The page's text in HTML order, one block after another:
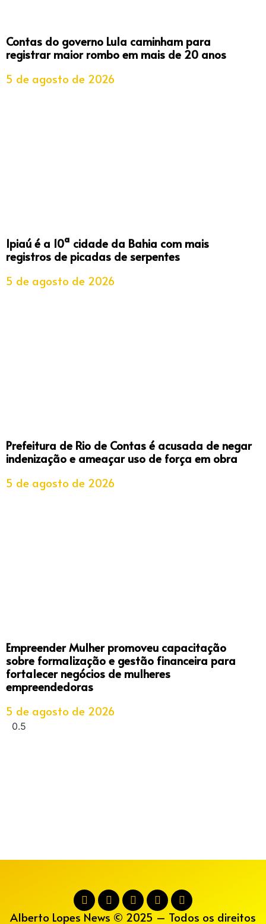
Contas do governo Lula caminham para
registrar maior rombo em mais de 20 anos
5 de agosto de 2026
Ipiaú é a 10ª cidade da Bahia com mais
registros de picadas de serpentes
5 de agosto de 2026
Prefeitura de Rio de Contas é acusada de negar
indenização e ameaçar uso de força em obra
5 de agosto de 2026
Empreender Mulher promoveu capacitação
sobre formalização e gestão financeira para
fortalecer negócios de mulheres
empreendedoras
5 de agosto de 2026
Alberto Lopes News © 2025 – Todos os direitos